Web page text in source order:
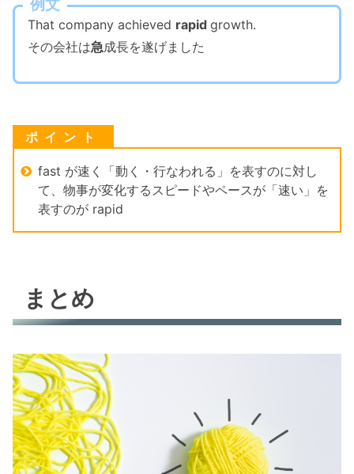
例文
That company achieved rapid growth.
その会社は急成長を遂げました
fast が速く「動く・行なわれる」を表すのに対し
て、物事が変化するスピードやペースが「速い」を
表すのが rapid
まとめ